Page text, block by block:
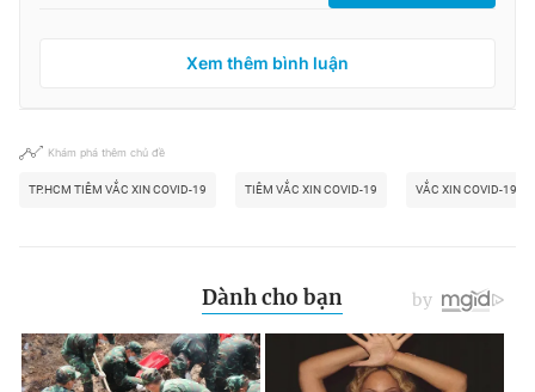
Xem thêm bình luận
Khám phá thêm chủ đề
TP.HCM TIÊM VẮC XIN COVID-19 TIÊM VẮC XIN COVID-19 VẮC XIN COVID-19